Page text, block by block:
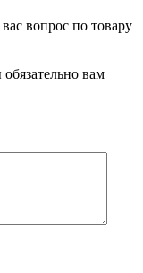
вопрос по товару
вам